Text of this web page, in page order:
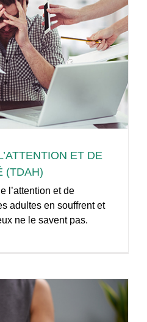
ET DE
(TDAH)
l’attention et de
adultes en souffrent et
ne le savent pas.